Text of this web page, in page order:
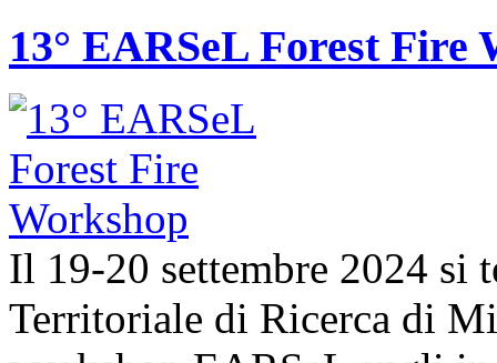
13° EARSeL Forest Fire
Il 19-20 settembre 2024 si
Territoriale di Ricerca di